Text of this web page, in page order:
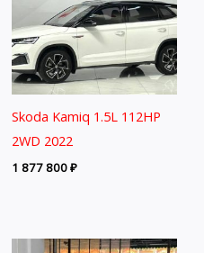
Skoda Kamiq 1.5L 112HP
2WD 2022
1 877 800₽